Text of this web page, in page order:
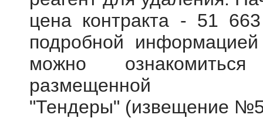
цена контракта - 51
подробной
можно
"Тендеры" (извещение №